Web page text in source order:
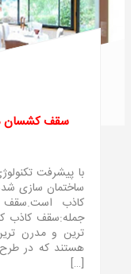
سقف کشسان
با پیشرفت
ساختمان سازی
کاذب است.سقف
جمله:سقف کاذب
ترین و مدرن
هستند که در طرح
[…]